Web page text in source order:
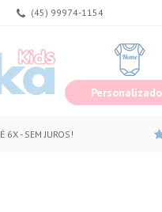
(45) 99974-1154
6X - SEM JUROS!